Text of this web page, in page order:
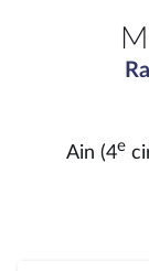
Ain (4e